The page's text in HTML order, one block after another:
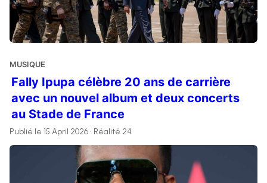
MUSIQUE
Fally Ipupa célèbre 20 ans de carrière
avec un nouvel album et deux concerts
au Stade de France
Publié le 15 April 2026 • Réalité 24